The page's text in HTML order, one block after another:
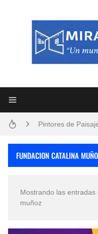
San Valentín
FUNDACION CATALINA
Mostrando las entradas
muñoz